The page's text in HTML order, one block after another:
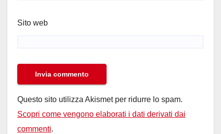
Sito web
Questo sito utilizza Akismet per ridurre lo spam.
Scopri come vengono elaborati i dati derivati dai
commenti.